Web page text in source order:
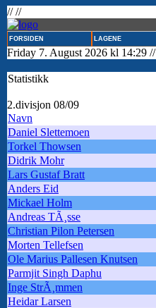
// //
FORSIDEN LAGENE
Friday 7. August 2026 kl 14:29 //
Statistikk
2.divisjon 08/09
Navn
Daniel Slettemoen
Torkel Thowsen
Didrik Mohr
Lars Gustaf Bratt
Anders Eid
Mickael Holm
Andreas TÃ¸sse
Christian Pilon Petersen
Morten Tellefsen
Ole Marius Pallesen Knutsen
Parmjit Singh Daphu
Inge StrÃ¸mmen
Heidar Larsen